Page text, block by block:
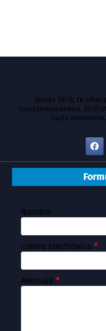
Desde 1978, te
contemporáneos.
cada
Nombre
Correo electrónico *
Mensaje *